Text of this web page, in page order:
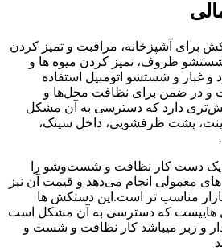
برای آشپزخانه، مراقبت و تمیز کردن
شستشو ظروف، تمیز کردن میوه ها و
و غبار و شستشو اتومبیل استفاده
و در ضمن برای نظافت محل‌ها و
دارد که دسترسی به آن مشکل
پشت ظرفشویی، داخل سینک،
یک دست کار نظافت و شست‌وشو را
معمولی انجام می‌دهد و قیمت آن نیز
مناسب تر است.این دستکش ها
هاییست که دسترسی به آن مشکل است
و زبر میباشد کار نظافت و شست و